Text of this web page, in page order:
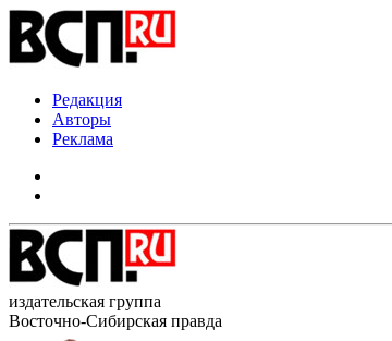
Редакция
Авторы
Реклама
издательская группа
Восточно-Сибирская правда